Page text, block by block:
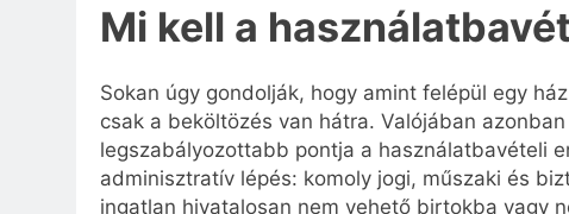
Mi kell a
Sokan úgy gondolják, hogy amint felépül egy
csak a beköltözés van hátra. Valójában
legszabályozottabb pontja a használatbavételi
adminisztratív lépés: komoly jogi, műszaki és
ingatlan hivatalosan nem vehető birtokba vagy